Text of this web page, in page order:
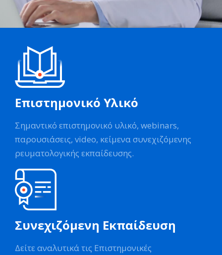
Επιστημονικό Υλικό
Σημαντικό επιστημονικό υλικό, webinars,
παρουσιάσεις, video, κείμενα συνεχιζόμενης
ρευματολογικής εκπαίδευσης.
Συνεχιζόμενη Εκπαίδευση
Δείτε αναλυτικά τις Επιστημονικές